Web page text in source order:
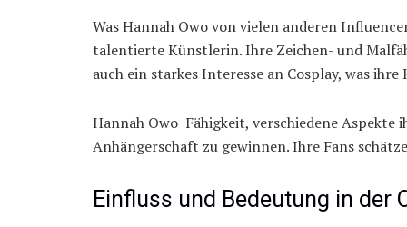
Was Hannah Owo von vielen anderen
talentierte Künstlerin. Ihre Zeichen- und
auch ein starkes Interesse an Cosplay, was
Hannah Owo Fähigkeit, verschiedene
Anhängerschaft zu gewinnen. Ihre Fans
Einfluss und Bedeutung in der